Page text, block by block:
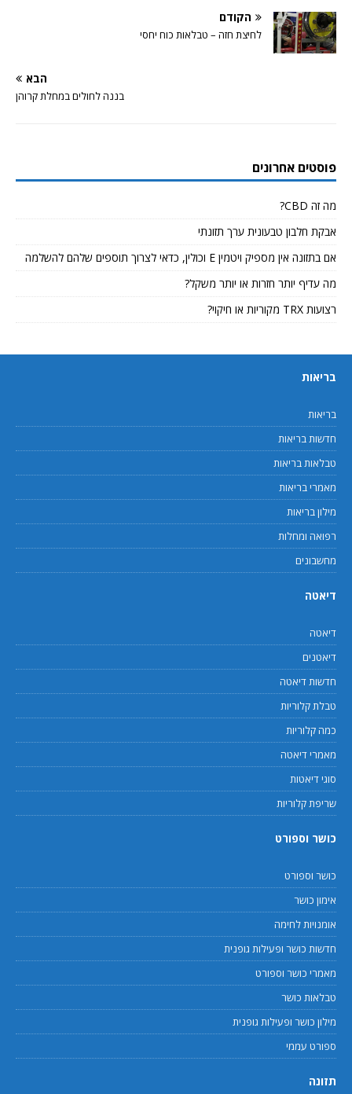
הקודם
לחיצת חזה – טבלאות כוח יחסי
הבא
בננה לחולים במחלת קרוהן
פוסטים אחרונים
מה זה CBD?
אבקת חלבון טבעונית ערך תזונתי
אם בתזונה אין מספיק ויטמין E וכולין, כדאי לצרוך תוספים שלהם להשלמה
מה עדיף יותר חזרות או יותר משקל?
רצועות TRX מקוריות או חיקוי?
בריאות
בריאות
חדשות בריאות
טבלאות בריאות
מאמרי בריאות
מילון בריאות
רפואה ומחלות
מחשבונים
דיאטה
דיאטה
דיאטנים
חדשות דיאטה
טבלת קלוריות
כמה קלוריות
מאמרי דיאטה
סוגי דיאטות
שריפת קלוריות
כושר וספורט
כושר וספורט
אימון כושר
אומנויות לחימה
חדשות כושר ופעילות גופנית
מאמרי כושר וספורט
טבלאות כושר
מילון כושר ופעילות גופנית
ספורט עממי
תזונה